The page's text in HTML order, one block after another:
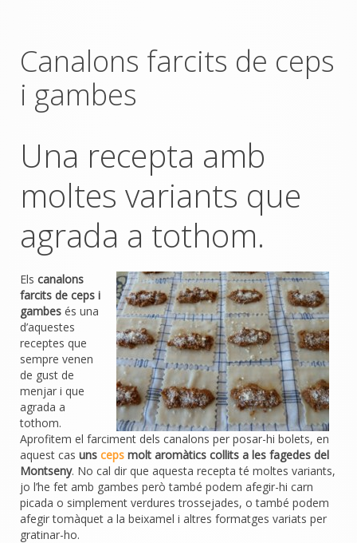
Canalons farcits de ceps
i gambes
Una recepta amb
moltes variants que
agrada a tothom.
Els canalons
farcits de ceps i
gambes és una
d’aquestes
receptes que
sempre venen
de gust de
menjar i que
agrada a
tothom.
Aprofitem el farciment dels canalons per posar-hi bolets, en
aquest cas uns ceps molt aromàtics collits a les fagedes del
Montseny. No cal dir que aquesta recepta té moltes variants,
jo l’he fet amb gambes però també podem afegir-hi carn
picada o simplement verdures trossejades, o també podem
afegir tomàquet a la beixamel i altres formatges variats per
gratinar-ho.